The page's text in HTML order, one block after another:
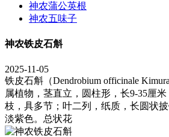
神农蒲公英根
神农五味子
神农铁皮石斛
2025-11-05
铁皮石斛（Dendrobium officinale
属植物，茎直立，圆柱形，长9-35厘
枝，具多节；叶二列，纸质，长圆状
淡紫色。总状花